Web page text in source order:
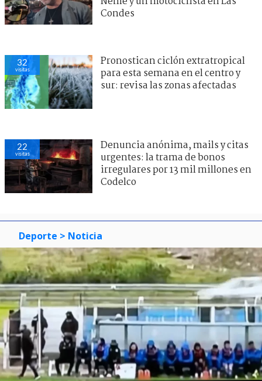
Condes
32
visitas
Pronostican ciclón extratropical
para esta semana en el centro y
sur: revisa las zonas afectadas
22
visitas
Denuncia anónima, mails y citas
urgentes: la trama de bonos
irregulares por 13 mil millones en
Codelco
Deporte > Noticia